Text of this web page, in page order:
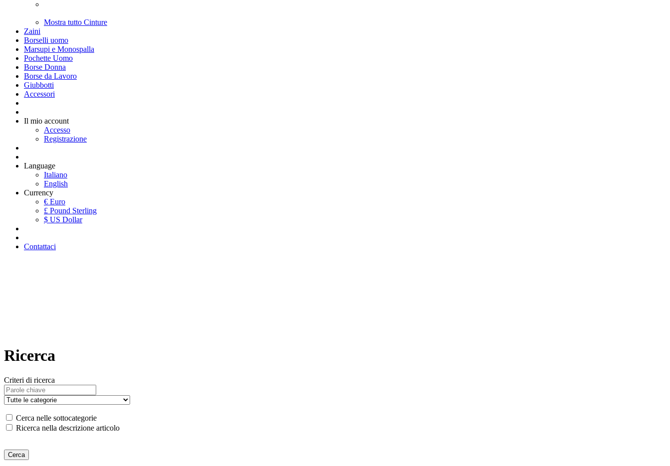
Mostra tutto Cinture
Zaini
Borselli uomo
Marsupi e Monospalla
Pochette Uomo
Borse Donna
Borse da Lavoro
Giubbotti
Accessori
Il mio account
Accesso
Registrazione
Language
Italiano
English
Currency
€ Euro
£ Pound Sterling
$ US Dollar
Contattaci
Ricerca
Criteri di ricerca
Cerca nelle sottocategorie
Ricerca nella descrizione articolo